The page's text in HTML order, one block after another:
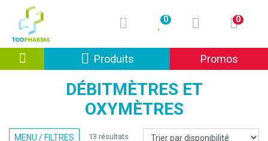
0 0
ProduitsAfficher la navigation
Promos
DÉBITMÈTRES ET
OXYMÈTRES
MENU / FILTRES 13 résultats